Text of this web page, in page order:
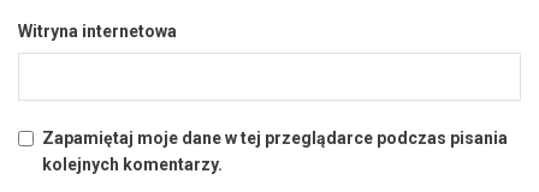
Witryna internetowa
Zapamiętaj moje dane w tej przeglądarce podczas pisania
kolejnych komentarzy.